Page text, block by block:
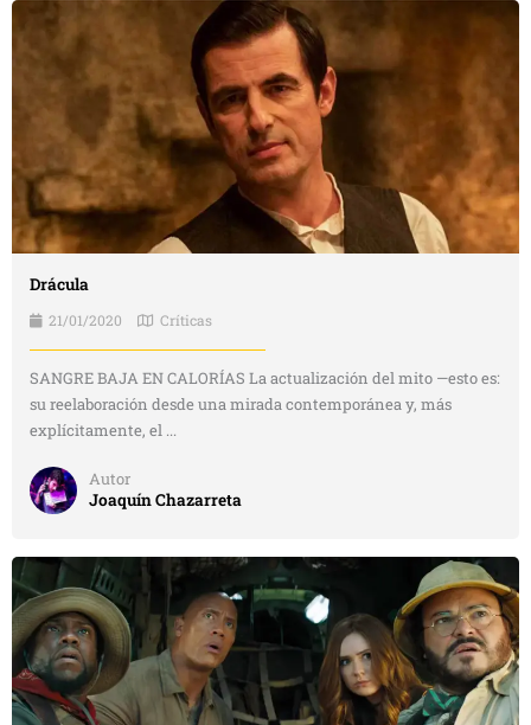
Drácula
21/01/2020 Críticas
SANGRE BAJA EN CALORÍAS La actualización del mito —esto es:
su reelaboración desde una mirada contemporánea y, más
explícitamente, el ...
Autor
Joaquín Chazarreta